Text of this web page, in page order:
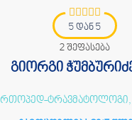
5 დან 5
2 შეფასება
გიორგი
ტრავმატოლოგი,